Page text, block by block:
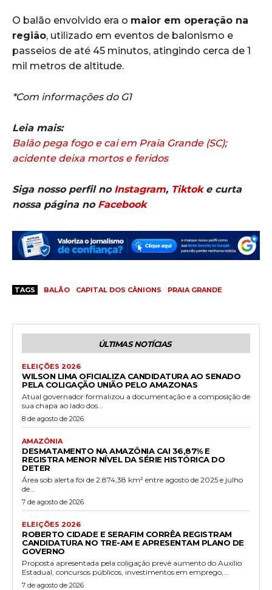
O balão envolvido era o maior em operação na
região, utilizado em eventos de balonismo e
passeios de até 45 minutos, atingindo cerca de 1
mil metros de altitude.
*Com informações do G1
Leia mais:
Balão pega fogo e cai em Praia Grande (SC);
acidente deixa mortos e feridos
Siga nosso perfil no Instagram, Tiktoke curta
nossa página no Facebook
TAGS BALÃO CAPITAL DOS CÂNIONS PRAIA GRANDE
ÚLTIMAS NOTÍCIAS
ELEIÇÕES 2026
WILSON LIMA OFICIALIZA CANDIDATURA AO SENADO
PELA COLIGAÇÃO UNIÃO PELO AMAZONAS
Atual governador formalizou a documentação e a composição de
sua chapa ao lado dos...
8 de agosto de 2026
AMAZÔNIA
DESMATAMENTO NA AMAZÔNIA CAI 36,87% E
REGISTRA MENOR NÍVEL DA SÉRIE HISTÓRICA DO
DETER
Área sob alerta foi de 2.874,38 km² entre agosto de 2025 e julho
de...
7 de agosto de 2026
ELEIÇÕES 2026
ROBERTO CIDADE E SERAFIM CORRÊA REGISTRAM
CANDIDATURA NO TRE-AM E APRESENTAM PLANO DE
GOVERNO
Proposta apresentada pela coligação prevê aumento do Auxílio
Estadual, concursos públicos, investimentos em emprego,...
7 de agosto de 2026